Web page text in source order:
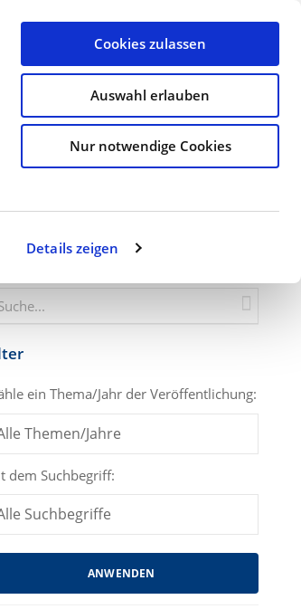
Details zeigen
Cookies zulassen
Auswahl erlauben
Nur notwendige Cookies
Ansprechpartner Über uns Termine
Kulturen Precision Farming
Zuckerrüben: Blattdüngung im F...
durchsuchen
ein Thema/Jahr der Veröffentlichung:
dem Suchbegriff: